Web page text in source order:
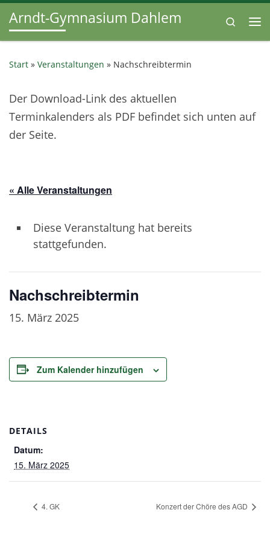
Zum Inhalt springen
Arndt-Gymnasium Dahlem
Search
Start » Veranstaltungen » Nachschreibtermin
Der Download-Link des aktuellen
Terminkalenders als PDF befindet sich unten auf
der Seite.
« Alle Veranstaltungen
Diese Veranstaltung hat bereits
stattgefunden.
Nachschreibtermin
15. März 2025
Zum Kalender hinzufügen
DETAILS
Datum:
15. März 2025
4. GK Konzert der Chöre des AGD